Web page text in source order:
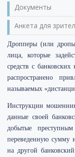
Документы
Анкета для
Дропперы (или
лица, которые
средств с
распространено
называемых
Инструкции
данные своей
добытые
переведенную сумму
на другой